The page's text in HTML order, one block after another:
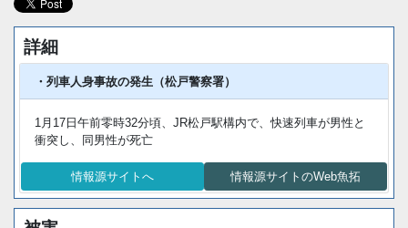
詳細
・列車人身事故の発生（松戸警察署）
1月17日午前零時32分頃、JR松戸駅構内で、快速列車が男性と
衝突し、同男性が死亡
情報源サイトへ 情報源サイトのWeb魚拓